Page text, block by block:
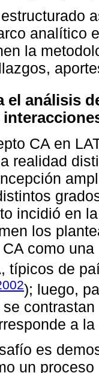
analítico
la
el análisis
CA en
realidad
incidió en
los
como
típicos de
); luego,
a
es
un